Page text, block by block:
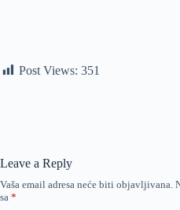
Post Views: 351
Leave a Reply
Vaša email adresa neće biti objavljivana.
sa *